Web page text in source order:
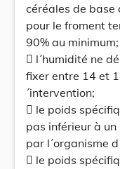
céréales de
pour le froment
90% au minimum;
 l´humidité ne
fixer entre 14 et
´intervention;
 le poids
pas inférieur à
par l´organisme
 le poids